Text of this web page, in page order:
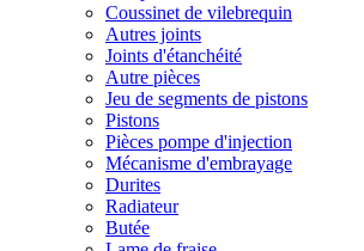
Coussinet de vilebrequin
Autres joints
Joints d'étanchéité
Autre pièces
Jeu de segments de pistons
Pistons
Pièces pompe d'injection
Mécanisme d'embrayage
Durites
Radiateur
Butée